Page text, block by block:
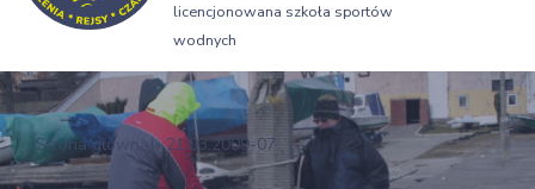
licencjonowana szkoła sportów
wodnych
Strona główna »21.03.2009-07